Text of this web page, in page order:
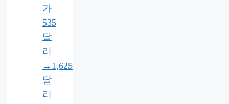
가
535
달
러
→1,625
달
러